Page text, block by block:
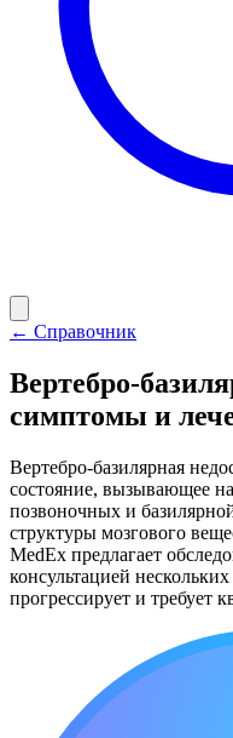
← Справочник
Вертебро-
симптомы и
Вертебро-базилярная
состояние, вызывающее
позвоночных и
структуры мозгового
MedEx предлагает
консультацией
прогрессирует и требует